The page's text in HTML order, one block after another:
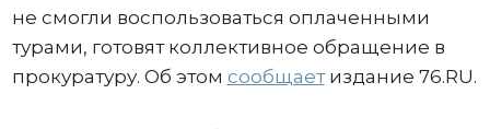
не смогли воспользоваться оплаченными
турами, готовят коллективное обращение в
прокуратуру. Об этом сообщаетиздание 76.RU.